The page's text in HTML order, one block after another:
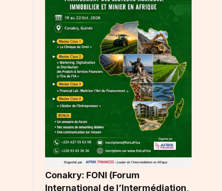
Conakry: FONI (Forum
International de l’Intermédiation,